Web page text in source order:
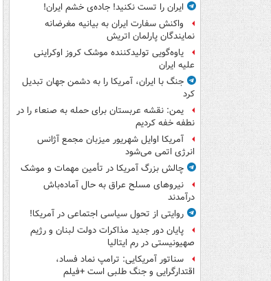
ایران را تست نکنید! جاده‌ی خشم ایران!
واکنش سفارت ایران به بیانیه مغرضانه
نمایندگان پارلمان اتریش
یاوه‌گویی تولیدکننده موشک کروز اوکراینی
علیه ایران
جنگ با ایران، آمریکا را به دشمن جهان تبدیل
کرد
یمن: نقشه عربستان برای حمله به صنعاء را در
نطفه خفه کردیم
آمریکا اوایل شهریور میزبان مجمع آژانس
انرژی اتمی می‌شود
چالش بزرگ آمریکا در تأمین مهمات و موشک
نیروهای مسلح عراق به حال آماده‌باش
درآمدند
روایتی از تحول سیاسی اجتماعی در آمریکا!
پایان دور جدید مذاکرات دولت لبنان و رژیم
صهیونیستی در رم ایتالیا
سناتور آمریکایی: ترامپ نماد فساد،
اقتدارگرایی و جنگ طلبی است +فیلم